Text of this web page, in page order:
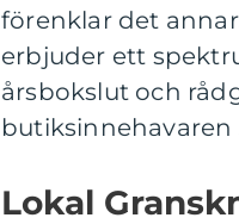
förenklar det
erbjuder ett
årsbokslut och
Lokal